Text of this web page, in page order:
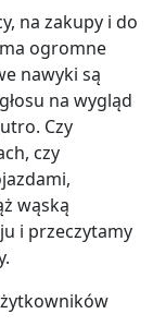
na zakupy i do
ogromne
nawyki są
na wygląd
Czy
czy
wąską
i przeczytamy